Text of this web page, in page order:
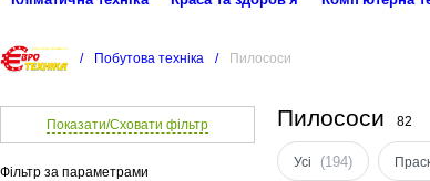
/ Побутова техніка / Пилососи
Показати/Сховати фільтр
Фільтр за параметрами
Пилососи 82
Усі (194)